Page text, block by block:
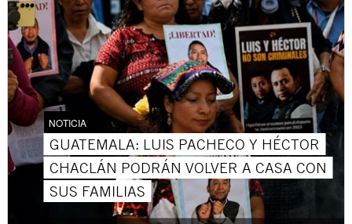
NOTICIA
GUATEMALA: LUIS PACHECO Y HÉCTOR
CHACLÁN PODRÁN VOLVER A CASA CON
SUS FAMILIAS